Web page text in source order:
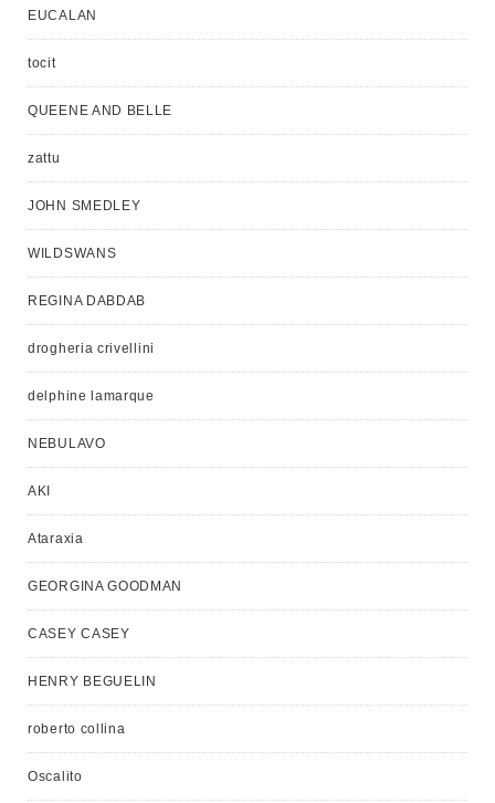
EUCALAN
tocit
QUEENE AND BELLE
zattu
JOHN SMEDLEY
WILDSWANS
REGINA DABDAB
drogheria crivellini
delphine lamarque
NEBULAVO
AKI
Ataraxia
GEORGINA GOODMAN
CASEY CASEY
HENRY BEGUELIN
roberto collina
Oscalito